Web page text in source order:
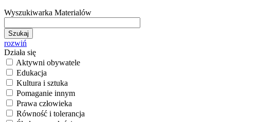
Wyszukiwarka Materialów
rozwiń
Działa się
Aktywni obywatele
Edukacja
Kultura i sztuka
Pomaganie innym
Prawa człowieka
Równość i tolerancja